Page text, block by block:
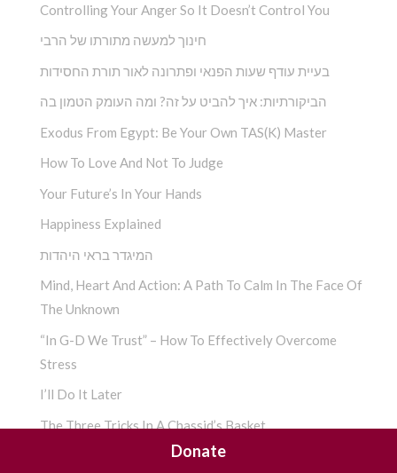
Controlling Your Anger So It Doesn’t Control You
חינוך למעשה מתורתו של הרבי
בעיית עודף שעות הפנאי ופתרונה לאור תורת החסידות
הביקורתיות: איך להביט על זה? ומה העומק הטמון בה
Exodus From Egypt: Be Your Own TAS(K) Master
How To Love And Not To Judge
Your Future’s In Your Hands
Happiness Explained
המיגדר בראי היהדות
Mind, Heart And Action: A Path To Calm In The Face Of
The Unknown
“In G-D We Trust” – How To Effectively Overcome
Stress
I’ll Do It Later
The Three Tricks In A Chassid’s Basket
Separateness That Leads To Closeness
Donate